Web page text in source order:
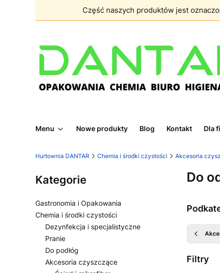
Część naszych produktów jest
Menu Nowe produkty Blog Kontakt Dla
Hurtownia DANTAR Chemia i środki czystości Akcesoria
Kategorie
Gastronomia i Opakowania
Chemia i środki czystości
Dezynfekcja i specjalistyczne
Pranie
Do podłóg
Akcesoria czyszczące
Do
Filtry